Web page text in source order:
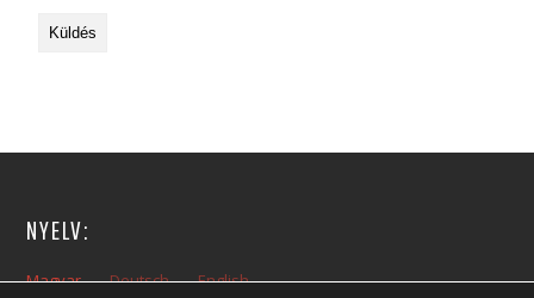
NYELV:
Magyar Deutsch English